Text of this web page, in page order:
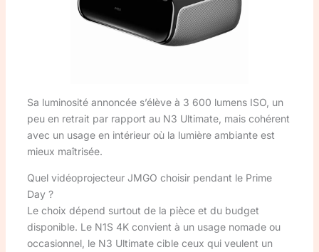
Sa luminosité annoncée s’élève à 3 600 lumens ISO, un
peu en retrait par rapport au N3 Ultimate, mais cohérent
avec un usage en intérieur où la lumière ambiante est
mieux maîtrisée.
Quel vidéoprojecteur JMGO choisir pendant le Prime
Day ?
Le choix dépend surtout de la pièce et du budget
disponible. Le N1S 4K convient à un usage nomade ou
occasionnel, le N3 Ultimate cible ceux qui veulent un